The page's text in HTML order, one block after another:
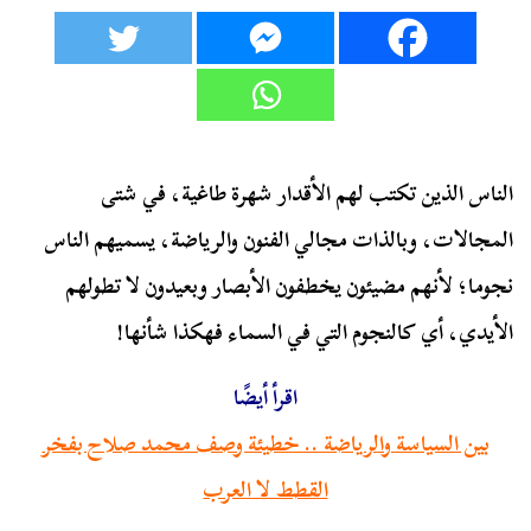
الناس الذين تكتب لهم الأقدار شهرة طاغية، في شتى
المجالات، وبالذات مجالي الفنون والرياضة، يسميهم الناس
نجوما؛ لأنهم مضيئون يخطفون الأبصار وبعيدون لا تطولهم
الأيدي، أي كالنجوم التي في السماء فهكذا شأنها!
اقرأ أيضًا
بين السياسة والرياضة .. خطيئة وصف محمد صلاح بفخر
القطط لا العرب